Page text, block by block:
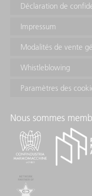
Déclaration de
Impressum
Modalités de vente
Whistleblowing
Paramètres des
Nous sommes